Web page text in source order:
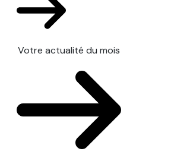
Votre actualité du mois